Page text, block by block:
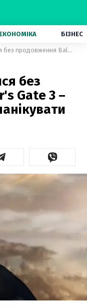
ЕКОНОМІКА БІЗНЕС
Світ може залишитися без продовження Baldur's Gate 3 – Hasbro починають панікувати
без
Gate 3 –